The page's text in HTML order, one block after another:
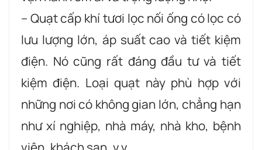
– Quạt cấp khí tươi lọc nối ống có lọc có
lưu lượng lớn, áp suất cao và tiết kiệm
điện. Nó cũng rất đáng đầu tư và tiết
kiệm điện. Loại quạt này phù hợp với
những nơi có không gian lớn, chẳng hạn
như xí nghiệp, nhà máy, nhà kho, bệnh